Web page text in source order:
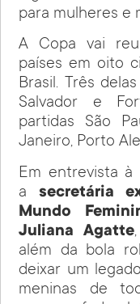
para mulheres e
A Copa vai
países em oito
Brasil. Três
Salvador e
partidas São
Janeiro, Porto
Em entrevista à
a secretária
Mundo
Juliana Agatte
além da bola
deixar um
meninas de